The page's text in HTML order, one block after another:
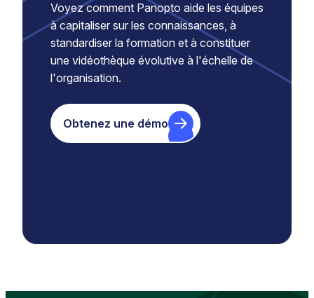
Voyez comment Panopto aide les équipes
à capitaliser sur les connaissances, à
standardiser la formation et à constituer
une vidéothèque évolutive à l'échelle de
l'organisation.
Obtenez une démo